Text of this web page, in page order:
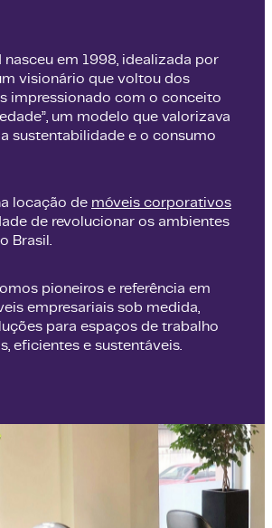
nasceu em 1998, idealizada por
visionário que voltou dos
impressionado com o conceito
um modelo que valorizava
sustentabilidade e o consumo
locação de móveis corporativos
de revolucionar os ambientes
Brasil.
pioneiros e referência em
empresariais sob medida,
para espaços de trabalho
eficientes e sustentáveis.